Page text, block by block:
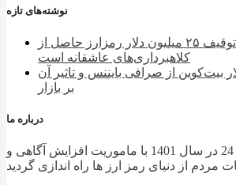
نوشته‌های تازه
آمریکا در پی توقیف ۲۵ میلیون دلار رمزارز حاصل از
کلاهبرداری‌های عاشقانه است
دلار بیت‌کوین از صرافی بایننس و تاثیر آن
بر بازار
درباره ما
سایت رمزنگار 24 در سال 1401 با ماموریت افزایش آگاهی و